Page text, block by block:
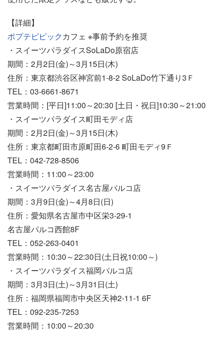
【詳細】
ポプテピピック カフェ ※事前予約を推奨
・スイーツパラダイスSoLaDo原宿店
期間：2月2日(金)～3月15日(木)
住所：東京都渋谷区神宮前1-8-2 SoLaDo竹下通り3Ｆ
TEL：03-6661-8671
営業時間：[平日]11:00～20:30 [土日・祝日]10:30～21:00
・スイーツパラダイス町田モディ店
期間：2月2日(金)～3月15日(木)
住所：東京都町田市原町田6-2-6 町田モディ9Ｆ
TEL：042-728-8506
営業時間：11:00～23:00
・スイーツパラダイス名古屋パルコ店
期間：3月9日(金)～4月8日(日)
住所：愛知県名古屋市中区栄3-29-1
名古屋パルコ西館8F
TEL：052-263-0401
営業時間：10:30～22:30日(土日祝10:00～)
・スイーツパラダイス福岡パルコ店
期間：3月3日(土)～3月31日(土)
住所：福岡県福岡市中央区天神2-11-1 6F
TEL：092-235-7253
営業時間：10:00～20:30